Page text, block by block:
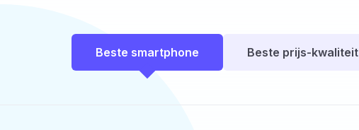
Beste smartphone Beste prijs-kwaliteit